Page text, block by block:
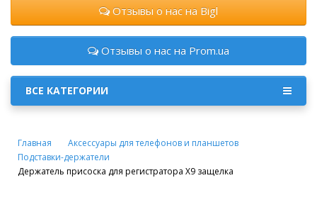
Отзывы о нас на Bigl
Отзывы о нас на Prom.ua
ВСЕ КАТЕГОРИИ
Главная
Аксессуары для телефонов и планшетов
Подставки-держатели
Держатель присоска для регистратора X9 защелка